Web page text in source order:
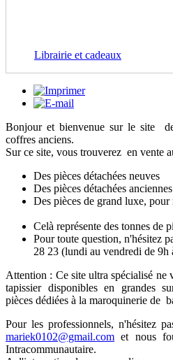
Librairie et cadeaux
Bonjour et bienvenue sur le site
coffres anciens.
Sur ce site, vous trouverez en vente
Des pièces détachées neuves
Des pièces détachées anciennes
Des pièces de grand luxe,
Celà représente des tonnes de
Pour toute question, n'hésitez
28 23 (lundi au vendredi de 9h
Attention : Ce site ultra spécialisé ne
tapissier disponibles en grandes
pièces dédiées à la maroquinerie de
Pour les professionnels, n'hésitez
mariek0102@gmail.com et nous
Intracommunautaire.